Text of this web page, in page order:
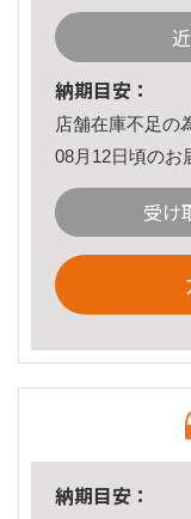
納期目安：
店舗在庫不足の
08月12日頃のお
受け
納期目安：